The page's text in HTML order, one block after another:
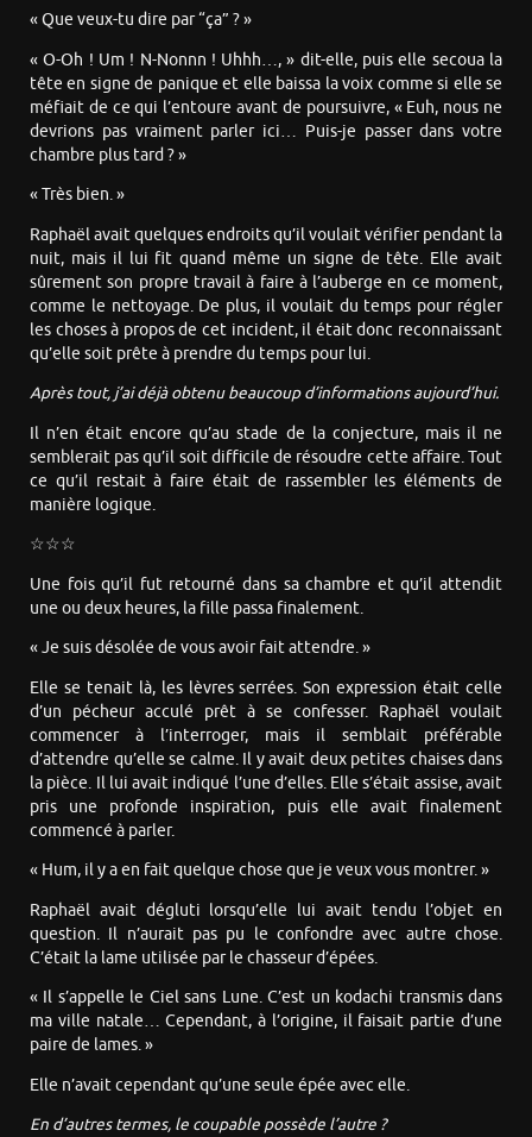
« Que veux-tu dire par “ça” ? »
« O-Oh ! Um ! N-Nonnn ! Uhhh…, » dit-elle, puis elle secoua la
tête en signe de panique et elle baissa la voix comme si elle se
méfiait de ce qui l’entoure avant de poursuivre, « Euh, nous ne
devrions pas vraiment parler ici… Puis-je passer dans votre
chambre plus tard ? »
« Très bien. »
Raphaël avait quelques endroits qu’il voulait vérifier pendant la
nuit, mais il lui fit quand même un signe de tête. Elle avait
sûrement son propre travail à faire à l’auberge en ce moment,
comme le nettoyage. De plus, il voulait du temps pour régler
les choses à propos de cet incident, il était donc reconnaissant
qu’elle soit prête à prendre du temps pour lui.
Après tout, j’ai déjà obtenu beaucoup d’informations aujourd’hui.
Il n’en était encore qu’au stade de la conjecture, mais il ne
semblerait pas qu’il soit difficile de résoudre cette affaire. Tout
ce qu’il restait à faire était de rassembler les éléments de
manière logique.
☆☆☆
Une fois qu’il fut retourné dans sa chambre et qu’il attendit
une ou deux heures, la fille passa finalement.
« Je suis désolée de vous avoir fait attendre. »
Elle se tenait là, les lèvres serrées. Son expression était celle
d’un pécheur acculé prêt à se confesser. Raphaël voulait
commencer à l’interroger, mais il semblait préférable
d’attendre qu’elle se calme. Il y avait deux petites chaises dans
la pièce. Il lui avait indiqué l’une d’elles. Elle s’était assise, avait
pris une profonde inspiration, puis elle avait finalement
commencé à parler.
« Hum, il y a en fait quelque chose que je veux vous montrer. »
Raphaël avait dégluti lorsqu’elle lui avait tendu l’objet en
question. Il n’aurait pas pu le confondre avec autre chose.
C’était la lame utilisée par le chasseur d’épées.
« Il s’appelle le Ciel sans Lune. C’est un kodachi transmis dans
ma ville natale… Cependant, à l’origine, il faisait partie d’une
paire de lames. »
Elle n’avait cependant qu’une seule épée avec elle.
En d’autres termes, le coupable possède l’autre ?